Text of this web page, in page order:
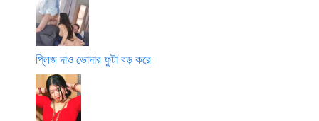
প্লিজ দাও ভোদার ফুটা বড় করে